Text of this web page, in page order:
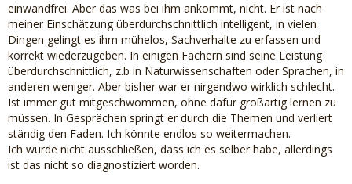
einwandfrei. Aber das was bei ihm ankommt, nicht. Er ist nach
meiner Einschätzung überdurchschnittlich intelligent, in vielen
Dingen gelingt es ihm mühelos, Sachverhalte zu erfassen und
korrekt wiederzugeben. In einigen Fächern sind seine Leistung
überdurchschnittlich, z.b in Naturwissenschaften oder Sprachen, in
anderen weniger. Aber bisher war er nirgendwo wirklich schlecht.
Ist immer gut mitgeschwommen, ohne dafür großartig lernen zu
müssen. In Gesprächen springt er durch die Themen und verliert
ständig den Faden. Ich könnte endlos so weitermachen.
Ich würde nicht ausschließen, dass ich es selber habe, allerdings
ist das nicht so diagnostiziert worden.